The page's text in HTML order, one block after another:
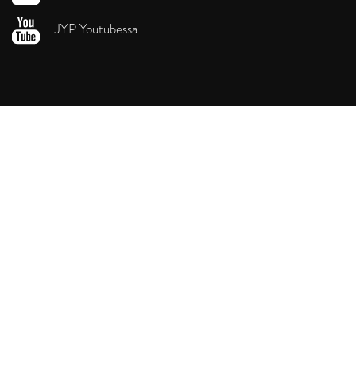
JYP Youtubessa